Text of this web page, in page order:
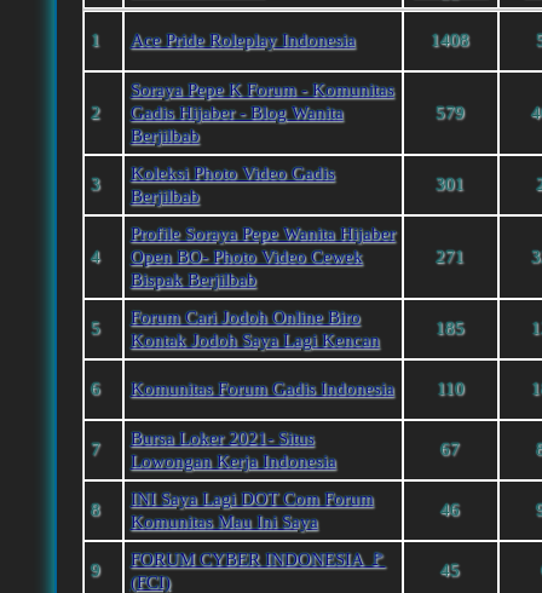
1 Ace Pride Roleplay Indonesia 1408
2
Soraya Pepe K Forum - Komunitas
Gadis Hijaber - Blog Wanita
Berjilbab
579
3
Koleksi Photo Video Gadis
Berjilbab
301
4
Profile Soraya Pepe Wanita Hijaber
Open BO- Photo Video Cewek
Bispak Berjilbab
271
5
Forum Cari Jodoh Online Biro
Kontak Jodoh Saya Lagi Kencan
185
6 Komunitas Forum Gadis Indonesia 110
7
Bursa Loker 2021- Situs
Lowongan Kerja Indonesia
67
8
INI Saya Lagi DOT Com Forum
Komunitas Mau Ini Saya
46
9
FORUM CYBER INDONESIA 🚩
(FCI)
45